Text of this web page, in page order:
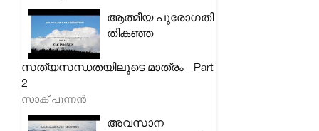
ആത്മീയ പുരോഗതി
തികഞ്ഞ
സത്യസന്ധതയിലൂടെ മാത്രം - Part
2
സാക് പുന്നൻ
അവസാന